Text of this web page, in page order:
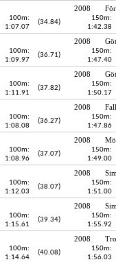
2008
100m:
1:07.07
(34.84)
150m:
1:42.38
2008
100m:
1:09.97
(36.71)
150m:
1:47.40
2008
100m:
1:11.91
(37.82)
150m:
1:50.17
2008
100m:
1:08.08
(36.27)
150m:
1:47.86
2008
100m:
1:08.96
(37.07)
150m:
1:49.00
2008
100m:
1:12.03
(38.07)
150m:
1:51.00
2008
100m:
1:15.61
(39.34)
150m:
1:55.92
2008
100m:
1:14.64
(40.08)
150m:
1:56.03